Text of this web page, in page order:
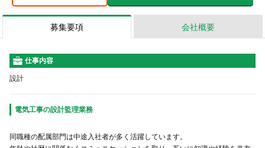
募集要項 会社概要
仕事内容
設計
電気工事の設計監理業務
同職種の配属部門は中途入社者が多く活躍しています。